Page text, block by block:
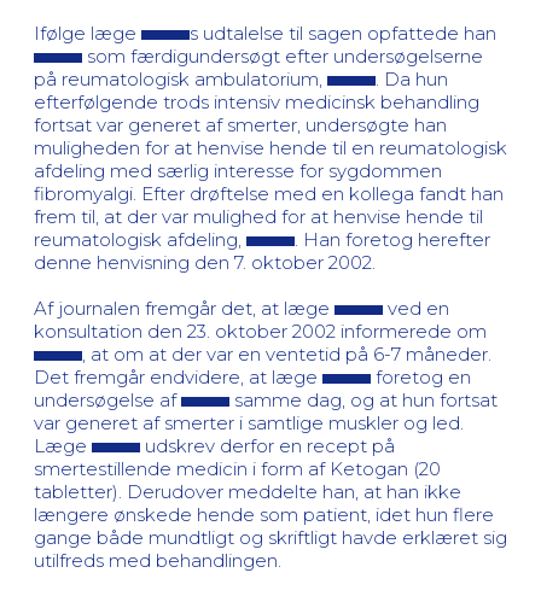
Ifølge læge
s udtalelse til sagen opfattede han
som færdigundersøgt efter undersøgelserne
på reumatologisk ambulatorium,
. Da hun
efterfølgende trods intensiv medicinsk behandling
fortsat var generet af smerter, undersøgte han
muligheden for at henvise hende til en reumatologisk
afdeling med særlig interesse for sygdommen
fibromyalgi. Efter drøftelse med en kollega fandt han
frem til, at der var mulighed for at henvise hende til
reumatologisk afdeling,
. Han foretog herefter
denne henvisning den 7. oktober 2002.
Af journalen fremgår det, at læge
ved en
konsultation den 23. oktober 2002 informerede om
, at om at der var en ventetid på 6-7 måneder.
Det fremgår endvidere, at læge
foretog en
undersøgelse af
samme dag, og at hun fortsat
var generet af smerter i samtlige muskler og led.
Læge
udskrev derfor en recept på
smertestillende medicin i form af Ketogan (20
tabletter). Derudover meddelte han, at han ikke
længere ønskede hende som patient, idet hun flere
gange både mundtligt og skriftligt havde erklæret sig
utilfreds med behandlingen.